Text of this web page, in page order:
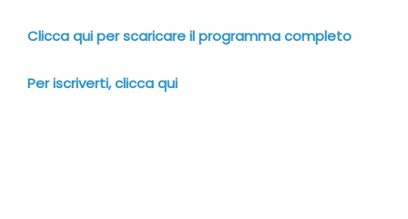
Clicca qui per scaricare il programma completo
Per iscriverti, clicca qui